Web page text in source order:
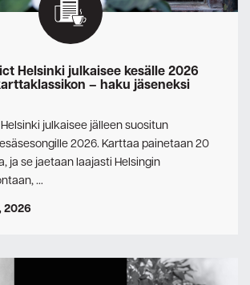
Helsinki julkaisee kesälle 2026
– haku jäseneksi
julkaisee jälleen suositun
2026. Karttaa painetaan 20
ja se jaetaan laajasti Helsingin
…
2026